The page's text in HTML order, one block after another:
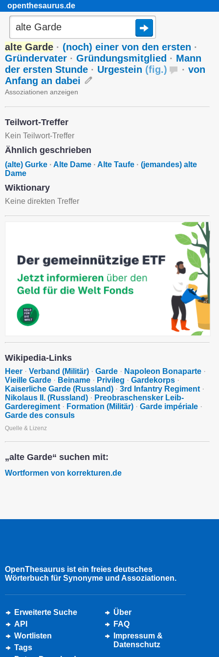
openthesaurus.de
alte Garde · (noch) einer von den ersten ·
Gründervater · Gründungsmitglied · Mann
der ersten Stunde · Urgestein (fig.) · von
Anfang an dabei
Assoziationen anzeigen
Teilwort-Treffer
Kein Teilwort-Treffer
Ähnlich geschrieben
(alte) Gurke · Alte Dame · Alte Taufe · (jemandes) alte
Dame
Wiktionary
Keine direkten Treffer
Wikipedia-Links
Heer · Verband (Militär) · Garde · Napoleon Bonaparte ·
Vieille Garde · Beiname · Privileg · Gardekorps ·
Kaiserliche Garde (Russland) · 3rd Infantry Regiment ·
Nikolaus II. (Russland) · Preobraschensker Leib-
Garderegiment · Formation (Militär) · Garde impériale ·
Garde des consuls
Quelle & Lizenz
„alte Garde“ suchen mit:
Wortformen von korrekturen.de
OpenThesaurus ist ein freies deutsches
Wörterbuch für Synonyme und Assoziationen.
Erweiterte Suche
API
Wortlisten
Tags
Über
FAQ
Impressum &
Datenschutz